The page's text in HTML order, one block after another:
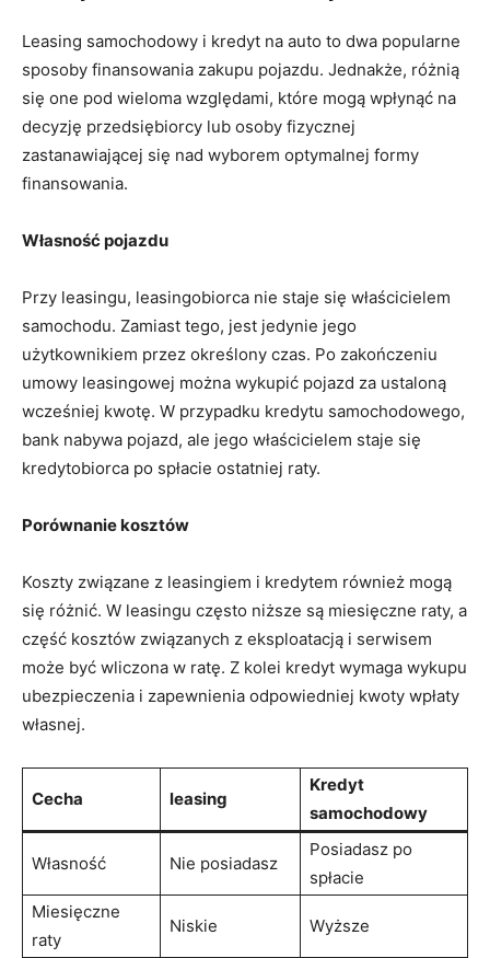
Leasing samochodowy i kredyt ⁢na auto to dwa popularne‍
sposoby finansowania zakupu⁤ pojazdu. Jednakże, różnią
się one pod⁣ wieloma względami,⁤ które mogą wpłynąć na
decyzję ⁣przedsiębiorcy lub osoby fizycznej
zastanawiającej się nad wyborem optymalnej formy⁣
finansowania.
Własność pojazdu
Przy leasingu, leasingobiorca nie staje się właścicielem
samochodu. Zamiast⁢ tego, jest jedynie jego
użytkownikiem przez określony czas. Po zakończeniu
umowy leasingowej można wykupić pojazd⁣ za ustaloną
‌wcześniej kwotę. W przypadku kredytu samochodowego,
bank nabywa pojazd, ale jego właścicielem staje się
⁤kredytobiorca ‍po spłacie ostatniej raty.
Porównanie ​kosztów
Koszty związane z leasingiem i kredytem również mogą
‌się różnić. W leasingu często niższe są miesięczne⁤ raty, a
część kosztów związanych z eksploatacją i serwisem
może być wliczona w ratę. Z kolei kredyt wymaga ‌wykupu
ubezpieczenia ‌i zapewnienia⁢ odpowiedniej kwoty​ wpłaty
własnej.
Cecha leasing
Kredyt
samochodowy
Własność Nie posiadasz
Posiadasz po
spłacie
Miesięczne
raty
Niskie Wyższe